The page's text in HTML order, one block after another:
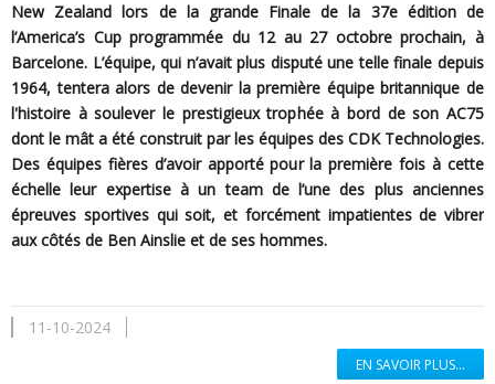
New Zealand lors de la grande Finale de la 37e édition de
l’America’s Cup programmée du 12 au 27 octobre prochain, à
Barcelone. L’équipe, qui n’avait plus disputé une telle finale depuis
1964, tentera alors de devenir la première équipe britannique de
l'histoire à soulever le prestigieux trophée à bord de son AC75
dont le mât a été construit par les équipes des CDK Technologies.
Des équipes fières d’avoir apporté pour la première fois à cette
échelle leur expertise à un team de l’une des plus anciennes
épreuves sportives qui soit, et forcément impatientes de vibrer
aux côtés de Ben Ainslie et de ses hommes.
11-10-2024
EN SAVOIR PLUS...